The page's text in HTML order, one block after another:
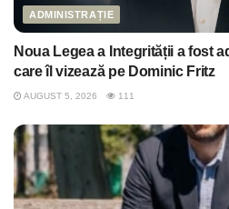
ADMINISTRAȚIE
Noua Legea a Integrității a fost
care îl vizează pe Dominic Fritz
AUGUST 5, 2026 111